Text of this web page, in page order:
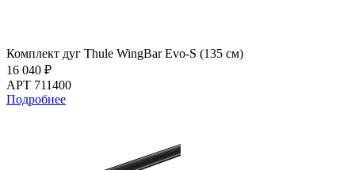
Комплект дуг Thule WingBar Evo-S (135 см)
16 040 ₽
АРТ 711400
Подробнее